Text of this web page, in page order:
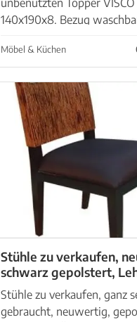
140x190x8. Bezug
Verpackung) Neupreis 290
Abholung Sa Coma
Möbel & Küchen
Stühle zu verkaufen,
schwarz gepolstert,
Einlegearbeit
Stühle zu verkaufen, ganz
gebraucht, neuwertig,